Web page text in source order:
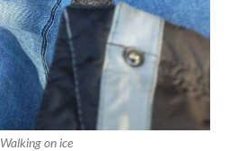
Walking on ice